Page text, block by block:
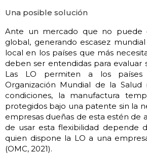
Una posible solución
Ante un mercado que no puede
global, generando escasez
local en los países que más
deben ser entendidas para evaluar
Las LO permiten a los
Organización Mundial de la Salud
condiciones, la manufactura
protegidos bajo una patente sin la
empresas dueñas de esta estén de
de usar esta flexibilidad depende
quien dispone la LO a una
(OMC, 2021).